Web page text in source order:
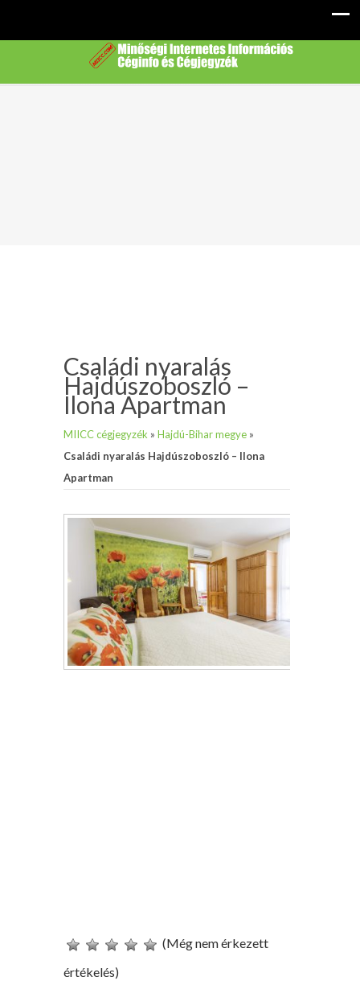
Családi nyaralás
Hajdúszoboszló –
Ilona Apartman
MIICC cégjegyzék » Hajdú-Bihar megye »
Családi nyaralás Hajdúszoboszló – Ilona
Apartman
(Még nem érkezett
értékelés)